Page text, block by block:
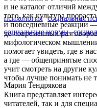
и не каталог отличий
того, как культура
и повседневные реакции
до современных
мифологическом
помогает увидеть, где в
а где — общепринятые
учит смотреть на другие
чтобы лучше понимать не
Книга представляет
читателей, так и для
психология социальная
социальные нормы
Мария Тендрякова